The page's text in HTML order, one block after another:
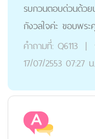
รบกวนตอบด่วนด้วย
กังวลใจค่ะ ขอบพร
คำถามที่: Q6113 |
17/07/2553 07:27 น.